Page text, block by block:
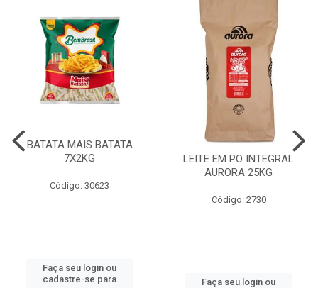
BATATA MAIS BATATA
7X2KG
Código: 30623
Faça seu login ou
cadastre-se para
LEITE EM PO INTEGRAL
AURORA 25KG
Código: 2730
Faça seu login ou